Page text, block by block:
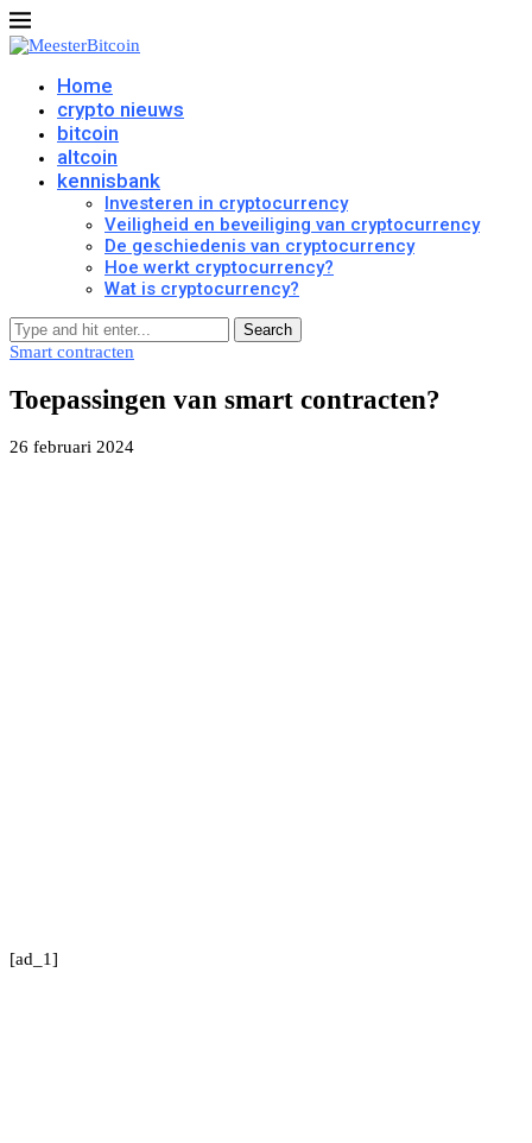
Home
crypto nieuws
bitcoin
altcoin
kennisbank
Investeren in cryptocurrency
Veiligheid en beveiliging van cryptocurrency
De geschiedenis van cryptocurrency
Hoe werkt cryptocurrency?
Wat is cryptocurrency?
Search
Smart contracten
Toepassingen van smart contracten?
26 februari 2024
[ad_1]